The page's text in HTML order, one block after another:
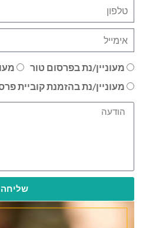
מעוניין/נת בפרסום טור
מעוניין/נת בהזמנת קוביית
שליחה